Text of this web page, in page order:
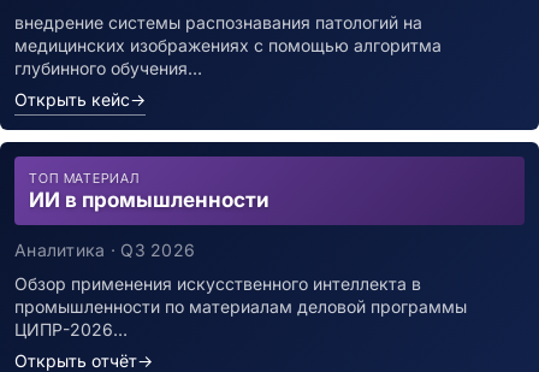
внедрение системы распознавания патологий на
медицинских изображениях с помощью алгоритма
глубинного обучения…
Открыть кейс→
ТОП МАТЕРИАЛ
ИИ в промышленности
Аналитика · Q3 2026
Обзор применения искусственного интеллекта в
промышленности по материалам деловой программы
ЦИПР-2026…
Открыть отчёт→